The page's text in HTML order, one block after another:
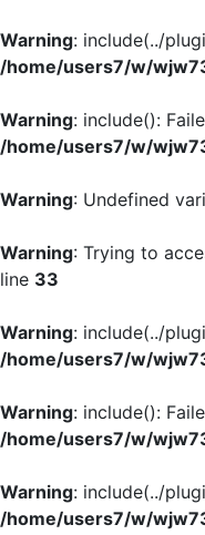
Warning: include(../
/home/users7/w/
Warning: include():
/home/users7/w/
Warning: Undefined
Warning: Trying to
line 33
Warning: include(../
/home/users7/w/
Warning: include():
/home/users7/w/
Warning: include(../
/home/users7/w/